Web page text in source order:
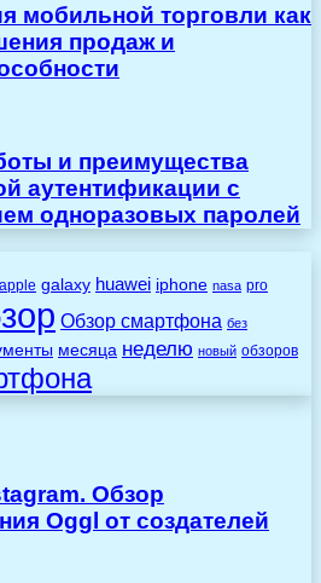
мобильной торговли как
продаж и
и преимущества
аутентификации с
одноразовых паролей
apple galaxy huawei iphone nasa pro
Обзор смартфона без
месяца неделю новый обзоров
Обзор
Oggl от создателей